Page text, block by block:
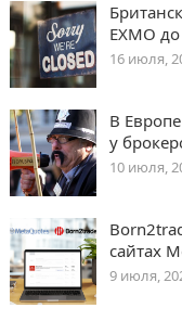
EXMO
16 июля,
В
у
10 июля,
сайтах
9 июля,